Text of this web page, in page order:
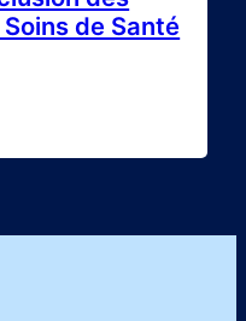
de Santé
atteindre cet
aux